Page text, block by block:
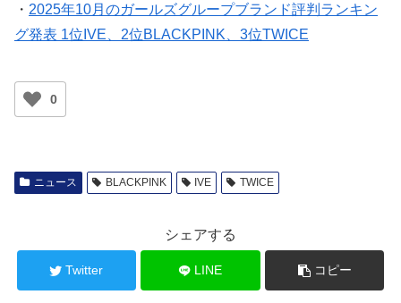
・ 2025年10月のガールズグループブランド評判ランキン
グ発表 1位IVE、2位BLACKPINK、3位TWICE
0
ニュース BLACKPINK IVE TWICE
シェアする
Twitter LINE コピー